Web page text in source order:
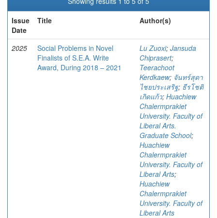
Issue
Date
Title Author(s)
2025
Social Problems in Novel
Finalists of S.E.A. Write
Award, During 2018 – 2021
Lu Zuoxi; Jansuda
Chiprasert;
Teerachoot
Kerdkaew; จันทร์สุดา
ไชยประเสริฐ; ธีรโชติ
เกิดแก้ว; Huachiew
Chalermprakiet
University. Faculty of
Liberal Arts.
Graduate School;
Huachiew
Chalermprakiet
University. Faculty of
Liberal Arts;
Huachiew
Chalermprakiet
University. Faculty of
Liberal Arts